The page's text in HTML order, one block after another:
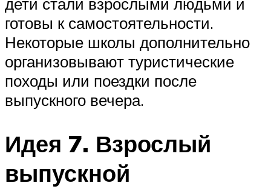
готовы к самостоятельности.
Некоторые школы дополнительно
организовывают туристические
походы или поездки после
выпускного вечера.
Идея 7. Взрослый
выпускной